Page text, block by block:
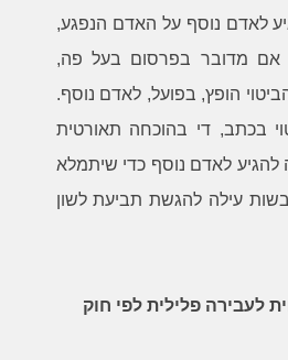
לאדם נוסף על האדם הנפגע,
אם מדובר בפרסום בעל פה,
הופץ, בפועל, לאדם נוסף.
בכתב, די בהוכחה תאורטית
להגיע לאדם נוסף כדי שיתמלא
עילה להגשת תביעת לשון
לעבירה פלילית לפי חוק